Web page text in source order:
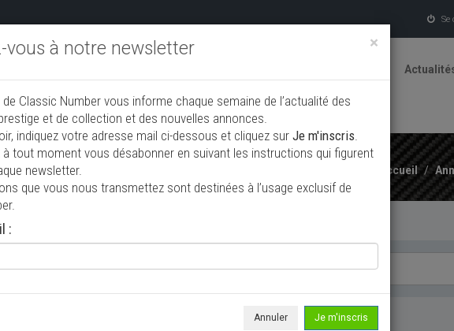
Se
une annonce
à vendre Accueil /
×
vous à notre newsletter
Classic Number vous informe chaque semaine de l’actualité des
et de collection et des nouvelles annonces.
indiquez votre adresse mail ci-dessous et cliquez sur Je m'inscris.
tout moment vous désabonner en suivant les instructions qui figurent
newsletter.
que vous nous transmettez sont destinées à l’usage exclusif de
:
Annuler Je m'inscris